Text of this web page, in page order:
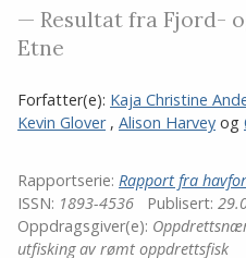
— Resultat fra Fjord-
Etne
Forfatter(e): Kaja Christine
Kevin Glover , Alison Harvey og
Rapportserie: Rapport fra
ISSN: 1893-4536 Publisert:
Oppdragsgiver(e):
utfisking av rømt oppdrettsfisk